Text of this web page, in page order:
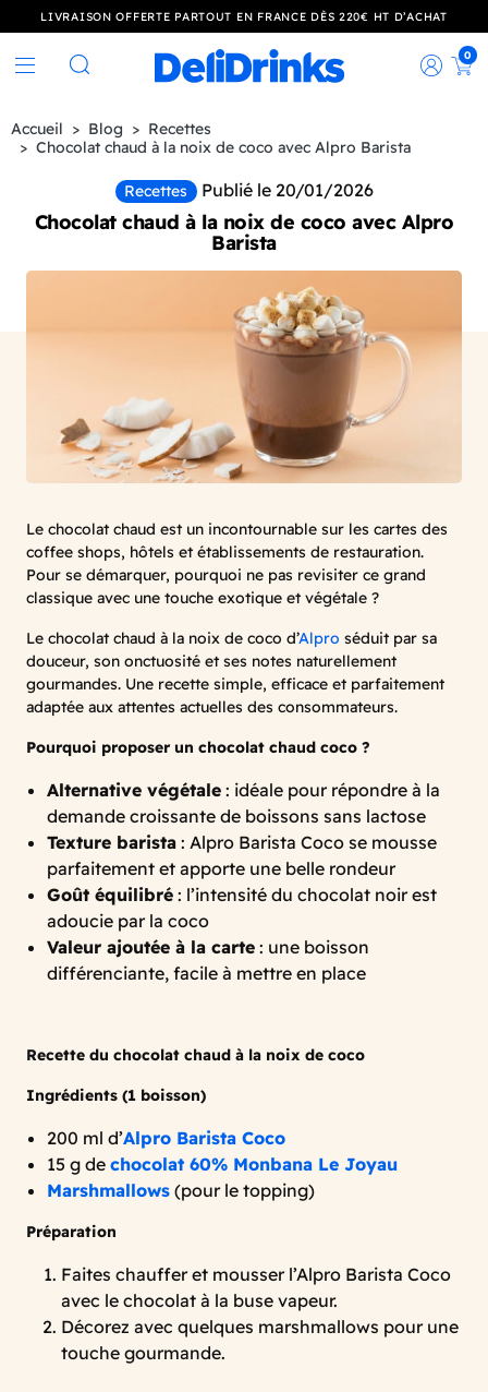
LIVRAISON OFFERTE PARTOUT EN FRANCE DÈS 220€ HT D’ACHAT
Rechercher
0
Accueil Blog
Recettes
Chocolat chaud à la noix de coco avec Alpro Barista
Recettes Publié le 20/01/2026
Chocolat chaud à la noix de coco avec Alpro
Barista
Le chocolat chaud est un incontournable sur les cartes des
coffee shops, hôtels et établissements de restauration.
Pour se démarquer, pourquoi ne pas revisiter ce grand
classique avec une touche exotique et végétale ?
Le chocolat chaud à la noix de coco d’Alpro séduit par sa
douceur, son onctuosité et ses notes naturellement
gourmandes. Une recette simple, efficace et parfaitement
adaptée aux attentes actuelles des consommateurs.
Pourquoi proposer un chocolat chaud coco ?
Alternative végétale : idéale pour répondre à la
demande croissante de boissons sans lactose
Texture barista : Alpro Barista Coco se mousse
parfaitement et apporte une belle rondeur
Goût équilibré : l’intensité du chocolat noir est
adoucie par la coco
Valeur ajoutée à la carte : une boisson
différenciante, facile à mettre en place
Recette du chocolat chaud à la noix de coco
Ingrédients (1 boisson)
200 ml d’Alpro Barista Coco
15 g dechocolat 60% Monbana Le Joyau
Marshmallows (pour le topping)
Préparation
Faites chauffer et mousser l’Alpro Barista Coco
avec le chocolat à la buse vapeur.
Décorez avec quelques marshmallows pour une
touche gourmande.